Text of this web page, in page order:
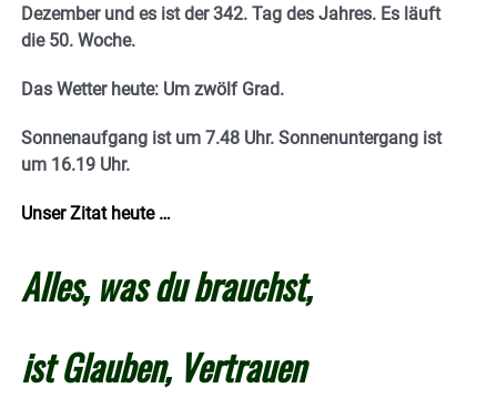
Dezember und es ist der 342. Tag des Jahres. Es läuft
die 50. Woche.
Das Wetter heute: Um zwölf Grad.
Sonnenaufgang ist um 7.48 Uhr. Sonnenuntergang ist
um 16.19 Uhr.
Unser Zitat heute …
Alles, was du brauchst,
ist Glauben, Vertrauen